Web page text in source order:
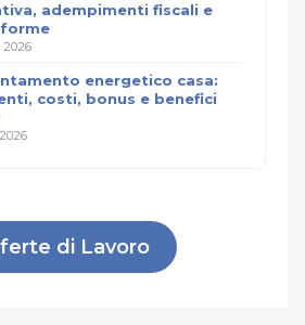
adempimenti fiscali e
2026
energetico casa:
costi, bonus e benefici
di Lavoro